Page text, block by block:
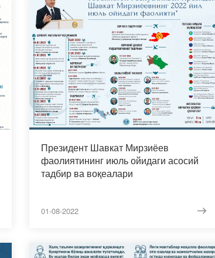
Президент Шавкат Мирзиёев
фаолиятининг июль ойидаги асосий
тадбир ва воқеалари
01-08-2022